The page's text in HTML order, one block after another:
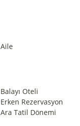
Aile
Balayı Oteli
Erken Rezervasyon
Ara Tatil Dönemi